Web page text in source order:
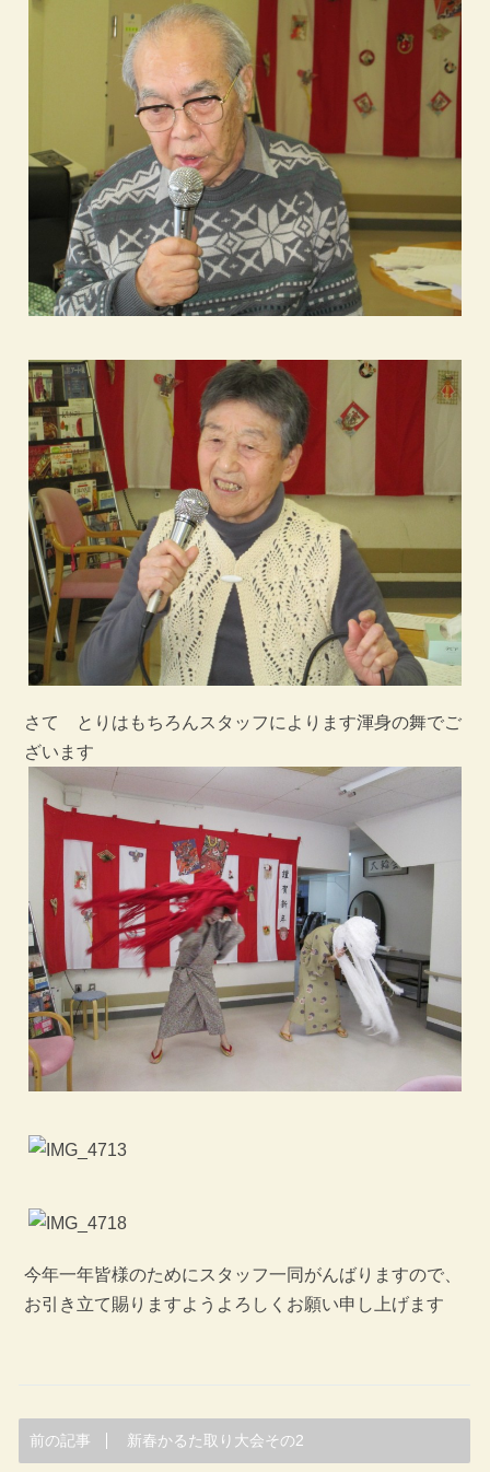
さて とりはもちろんスタッフによります渾身の舞でご
ざいます
今年一年皆様のためにスタッフ一同がんばりますので、
お引き立て賜りますようよろしくお願い申し上げます
前の記事 新春かるた取り大会その2